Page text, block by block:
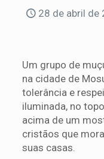
28 de abril de
Um grupo de
na cidade de
tolerância e
iluminada, no
acima de um
cristãos que
suas casas.